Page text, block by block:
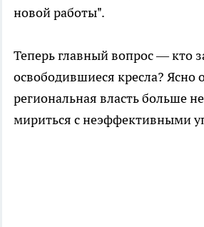
новой работы".
Теперь главный вопрос — кто
освободившиеся кресла? Ясно
региональная власть больше
мириться с неэффективными